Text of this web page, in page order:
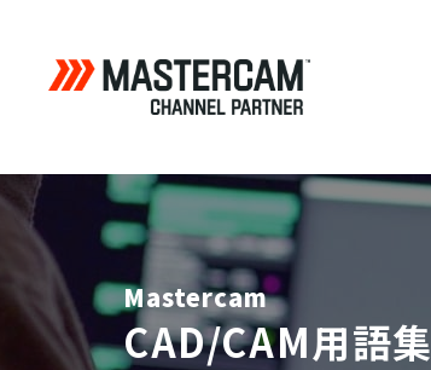
Mastercam
CAD/CAM用語集